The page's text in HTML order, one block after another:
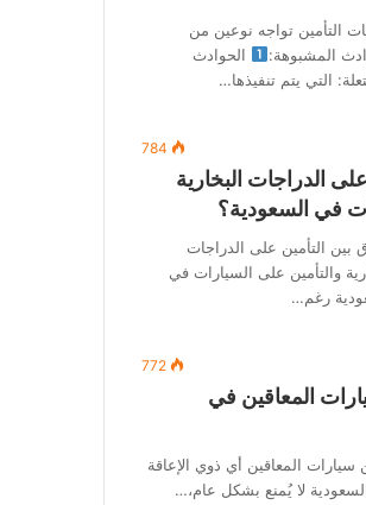
التأمين تواجه نوعين من
المشبوهة:
الحوادث
التي يتم تنفيذها…
784
الدراجات البخارية
في السعودية؟
بين التأمين على الدراجات
والتأمين على السيارات في
رغم…
772
المعاقين في
سيارات المعاقين أي ذوي الإعاقة
لا يُمنع بشكل عام،…